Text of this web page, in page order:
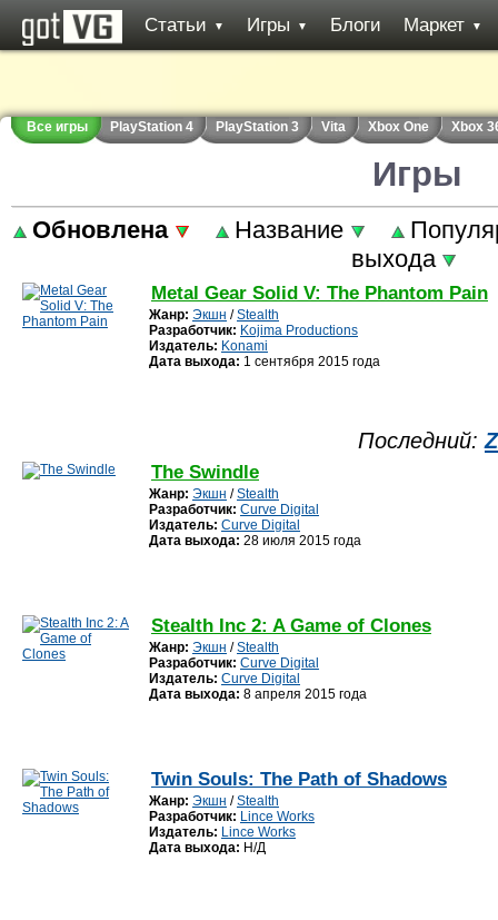
Статьи ▼ Игры ▼ Блоги Маркет ▼
Все игры PlayStation 4 PlayStation 3 Vita Xbox One Xbox
Игры
Обновлена Название
выхода
Metal Gear Solid V: The Phantom Pain
Жанр: Экшн /Stealth
Разработчик: Kojima Productions
Издатель: Konami
Дата выхода: 1 сентября 2015 года
Последний:
The Swindle
Жанр: Экшн /Stealth
Разработчик: Curve Digital
Издатель: Curve Digital
Дата выхода: 28 июля 2015 года
Stealth Inc 2: A Game of Clones
Жанр: Экшн /Stealth
Разработчик: Curve Digital
Издатель: Curve Digital
Дата выхода: 8 апреля 2015 года
Twin Souls: The Path of Shadows
Жанр: Экшн /Stealth
Разработчик: Lince Works
Издатель: Lince Works
Дата выхода: Н/Д